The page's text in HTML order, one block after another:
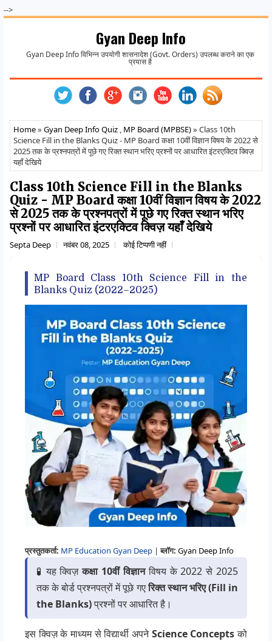
-->
Gyan Deep Info
Gyan Deep Info विभिन्न उपयोगी शासनादेश (Govt. Orders) उपलब्ध कराने का एक
प्रयास है
Home» Gyan Deep Info Quiz , MP Board (MPBSE)» Class 10th
Science Fill in the Blanks Quiz - MP Board कक्षा 10वीं विज्ञान विषय के 2022 से
2025 तक के प्रश्नपत्रों में पूछे गए रिक्त स्थान भरिए प्रश्नों पर आधारित इंटरएक्टिव क्विज़
यहाँ देखिये
Class 10th Science Fill in the Blanks
Quiz - MP Board कक्षा 10वीं विज्ञान विषय के 2022
से 2025 तक के प्रश्नपत्रों में पूछे गए रिक्त स्थान भरिए
प्रश्नों पर आधारित इंटरएक्टिव क्विज़ यहाँ देखिये
Septa Deep नवंबर 08, 2025 कोई टिप्पणी नहीं
MP Board Class 10th Science Fill in the
Blanks Quiz (2022–2025)
प्रस्तुतकर्ता: MP Education Gyan Deep |ब्लॉग: Gyan Deep Info
🧪 यह क्विज़कक्षा 10वीं विज्ञानविषय के 2022 से 2025
तक के बोर्ड प्रश्नपत्रों में पूछे गएरिक्त स्थान भरिए (Fill in
the Blanks)प्रश्नों पर आधारित है।
इस क्विज़ के माध्यम से विद्यार्थी अपनेScience Conceptsको